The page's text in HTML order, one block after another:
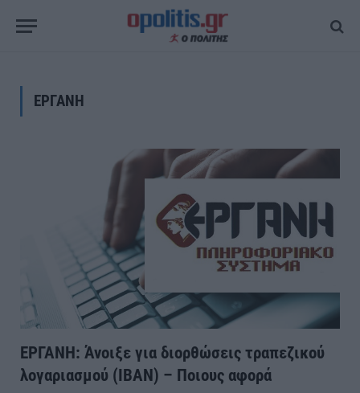
ΕΡΓΑΝΗ
ΕΡΓΑΝΗ: Άνοιξε για διορθώσεις τραπεζικού
λογαριασμού (ΙΒΑΝ) – Ποιους αφορά